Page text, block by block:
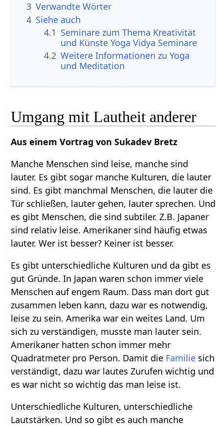
3 Verwandte Wörter
4 Siehe auch
4.1 Seminare zum Thema Kreativität
und Künste Yoga Vidya Seminare
4.2 Weitere Informationen zu Yoga
und Meditation
Umgang mit Lautheit anderer
Aus einem Vortrag von Sukadev Bretz
Manche Menschen sind leise, manche sind
lauter. Es gibt sogar manche Kulturen, die lauter
sind. Es gibt manchmal Menschen, die lauter die
Tür schließen, lauter gehen, lauter sprechen. Und
es gibt Menschen, die sind subtiler. Z.B. Japaner
sind relativ leise. Amerikaner sind häufig etwas
lauter. Wer ist besser? Keiner ist besser.
Es gibt unterschiedliche Kulturen und da gibt es
gut Gründe. In Japan waren schon immer viele
Menschen auf engem Raum. Dass man dort gut
zusammen leben kann, dazu war es notwendig,
leise zu sein. Amerika war ein weites Land. Um
sich zu verständigen, musste man lauter sein.
Amerikaner hatten schon immer mehr
Quadratmeter pro Person. Damit die Familie sich
verständigt, dazu war lautes Zurufen wichtig und
es war nicht so wichtig das man leise ist.
Unterschiedliche Kulturen, unterschiedliche
Lautstärken. Und so gibt es auch manche